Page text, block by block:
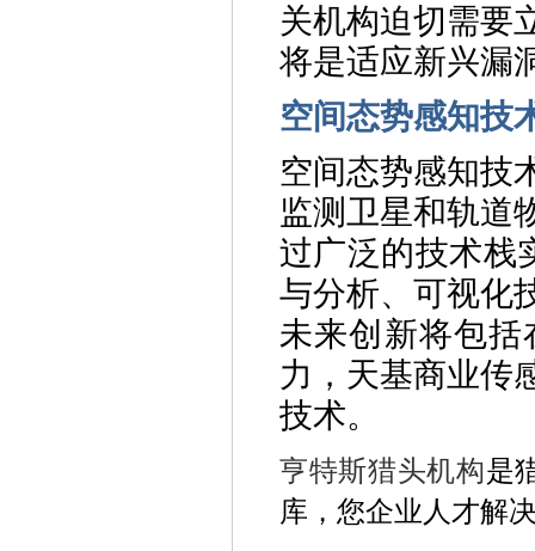
关机构迫切需要
将是适应新兴漏
空间态势感知技
空间态势感知技
监测卫星和轨道
过广泛的技术栈
与分析、可视化
未来创新将包
力，天基商业传
技术。
亨特斯猎头机构是
库，您企业人才解